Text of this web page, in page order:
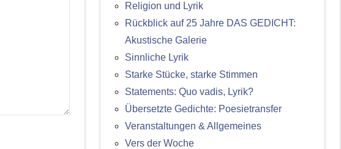
Religion und Lyrik
Rückblick auf 25 Jahre DAS GEDICHT:
Akustische Galerie
Sinnliche Lyrik
Starke Stücke, starke Stimmen
Statements: Quo vadis, Lyrik?
Übersetzte Gedichte: Poesietransfer
Veranstaltungen & Allgemeines
Vers der Woche